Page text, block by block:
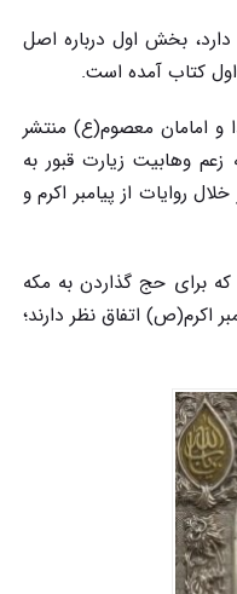
بخش اول درباره اصل
کتاب آمده است.
و امامان معصوم(ع) منتشر
وهابیت زیارت قبور به
از پیامبر اکرم و
برای حج گذاردن به مکه
اکرم(ص) اتفاق نظر دارند؛